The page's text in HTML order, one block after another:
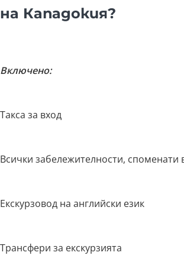
на Кападокия?
Включено:
Такса за вход
Всички забележителности, споменати
Екскурзовод на английски език
Трансфери за екскурзията